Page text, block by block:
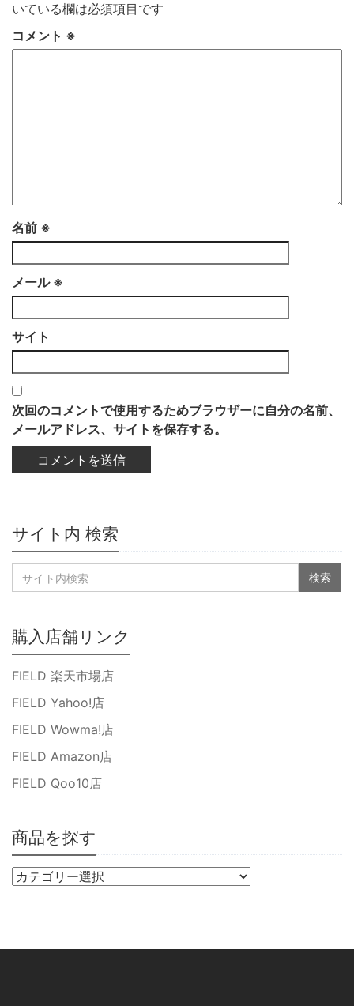
いている欄は必須項目です
コメント ※
名前 ※
メール ※
サイト
次回のコメントで使用するためブラウザーに自分の名前、
メールアドレス、サイトを保存する。
サイト内 検索
購入店舗リンク
FIELD 楽天市場店
FIELD Yahoo!店
FIELD Wowma!店
FIELD Amazon店
FIELD Qoo10店
商品を探す